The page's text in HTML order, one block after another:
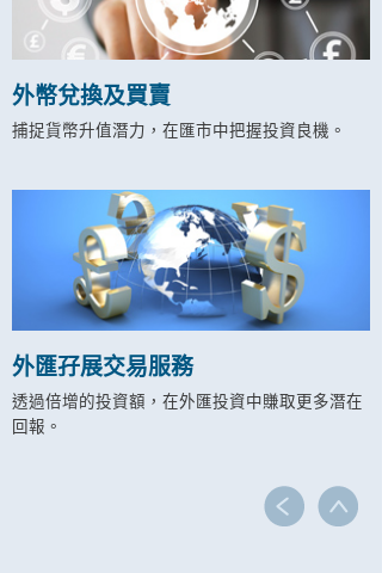
外幣兌換及買賣
捕捉貨幣升值潛力，在匯市中把握投資良機。
外匯孖展交易服務
透過倍增的投資額，在外匯投資中賺取更多潛在
回報。